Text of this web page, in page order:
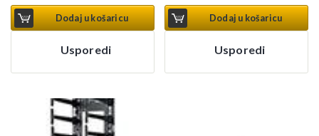
Dodaj u košaricu
Usporedi
Dodaj u košaricu
Usporedi